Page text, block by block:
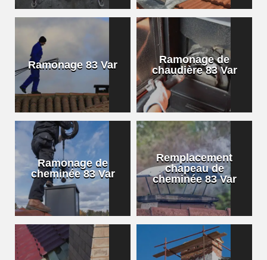
Ramonage 83 Var
Ramonage de
chaudière 83 Var
Ramonage de
cheminée 83 Var
Remplacement
chapeau de
cheminée 83 Var